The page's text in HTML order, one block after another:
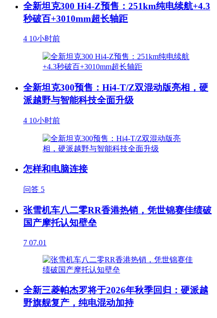
全新坦克300 Hi4-Z预售：251km纯电续航+4.3
秒破百+3010mm超长轴距
4 10小时前
全新坦克300预售：Hi4-T/Z双混动版亮相，硬
派越野与智能科技全面升级
4 10小时前
怎样和电脑连接
问答 5
张雪机车八二零RR香港热销，凭世锦赛佳绩破
国产摩托认知壁垒
7 07.01
全新三菱帕杰罗将于2026年秋季回归：硬派越
野旗舰复产，纯电混动加持